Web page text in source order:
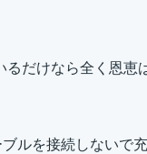
だけなら全く恩恵
ルを接続しないで